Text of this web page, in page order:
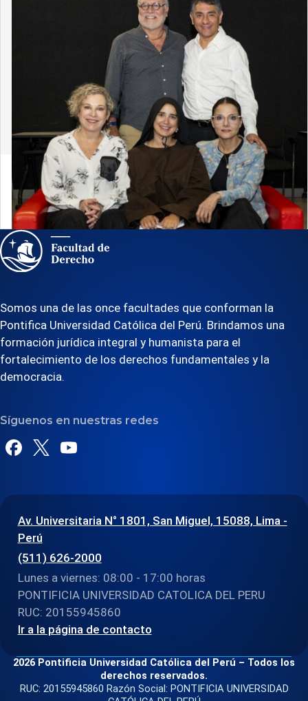
30 de julio de 2026
¡El teatro se apodera de Derecho PUCP! Ya
iniciaron los ensayos de «Dominga»
Somos una de las once facultades que conforman la
Pontifica Universidad Católica del Perú. Brindamos una
formación jurídica integral y humanista para el
fortalecimiento de los derechos fundamentales y la
democracia.
Síguenos en nuestras redes
Av. Universitaria N° 1801, San Miguel, 15088, Lima -
Perú
(511) 626-2000
Lunes a viernes: 08:00 - 17:00 horas
PONTIFICIA UNIVERSIDAD CATOLICA DEL PERU
RUC: 20155945860
Ir a la página de contacto
2026 Pontificia Universidad Católica del Perú – Todos los
derechos reservados.
RUC: 20155945860 Razón Social: PONTIFICIA UNIVERSIDAD